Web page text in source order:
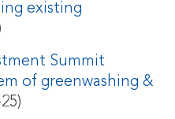
existing
Summit
of greenwashing &